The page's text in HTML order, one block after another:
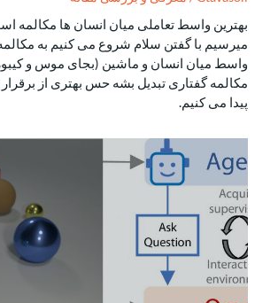
بهترین واسط تعاملی میان انسان ها مکالمه
میرسیم با گفتن سلام شروع می کنیم به
واسط میان انسان و ماشین (بجای موس و
مکالمه گفتاری تبدیل بشه حس بهتری از برقرار
پیدا می کنیم.